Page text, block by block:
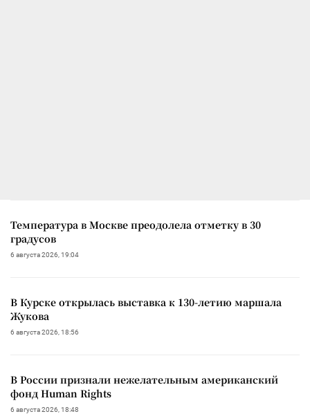
Температура в Москве преодолела отметку в 30
градусов
6 августа 2026, 19:04
В Курске открылась выставка к 130-летию маршала
Жукова
6 августа 2026, 18:56
В России признали нежелательным американский
фонд Human Rights
6 августа 2026, 18:48